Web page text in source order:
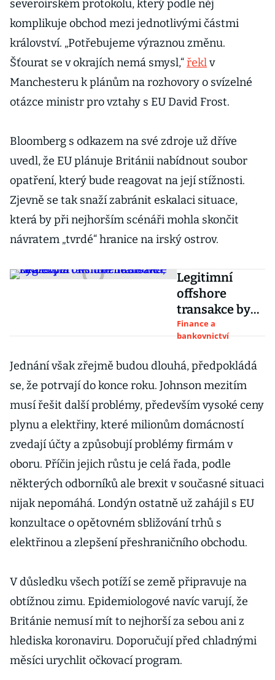
severoirském protokolu, který podle něj
komplikuje obchod mezi jednotlivými částmi
království. „Potřebujeme výraznou změnu.
Šťourat se v okrajích nemá smysl,“řeklv
Manchesteru k plánům na rozhovory o svízelné
otázce ministr pro vztahy s EU David Frost.
Bloomberg s odkazem na své zdroje už dříve
uvedl, že EU plánuje Británii nabídnout soubor
opatření, který bude reagovat na její stížnosti.
Zjevně se tak snaží zabránit eskalaci situace,
která by při nejhorším scénáři mohla skončit
návratem „tvrdé“ hranice na irský ostrov.
Legitimní
offshore
transakce by
nebyla tak
hrozně složitá,
říká expert k
nové Babišově
kauze
Finance a
bankovnictví
Jednání však zřejmě budou dlouhá, předpokládá
se, že potrvají do konce roku. Johnson mezitím
musí řešit další problémy, především vysoké ceny
plynu a elektřiny, které milionům domácností
zvedají účty a způsobují problémy firmám v
oboru. Příčin jejich růstu je celá řada, podle
některých odborníků ale brexit v současné situaci
nijak nepomáhá. Londýn ostatně už zahájil s EU
konzultace o opětovném sbližování trhů s
elektřinou a zlepšení přeshraničního obchodu.
V důsledku všech potíží se země připravuje na
obtížnou zimu. Epidemiologové navíc varují, že
Británie nemusí mít to nejhorší za sebou ani z
hlediska koronaviru. Doporučují před chladnými
měsíci urychlit očkovací program.